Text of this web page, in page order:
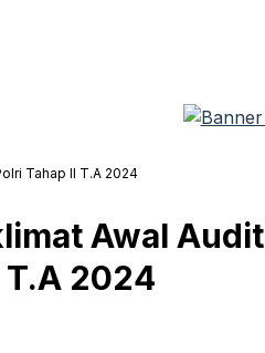
Tahap II T.A 2024
Awal Audit
2024